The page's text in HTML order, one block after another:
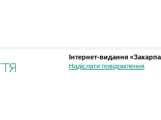
Інтернет-видання
Надіслати повідомлення